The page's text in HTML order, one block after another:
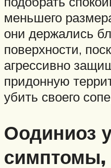
меньшего
они держались
поверхности,
агрессивно
придонную
убить своего
Оодиниоз
симптомы,